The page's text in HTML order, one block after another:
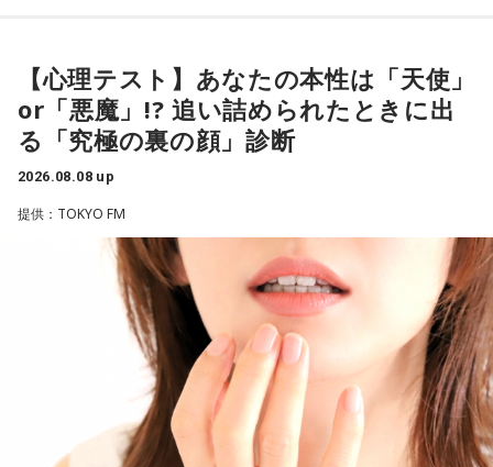
とがあると切り出し、「賞レースで結果を残していないコン
ビ、（芸歴18年目の）ぐりんぴーすがよく愚痴をこぼしてい
るのは、最近の後輩は挨拶をしてくれないんだって（笑）」
と暴露します。
有吉自身は、今では後輩から挨拶されないことがまったくな
いため分からないと前置きしつつ、「ぐりんぴーすがそう言
っていたから……その辺はどう？ 風紀が乱れているかどうか」
と質問します。
これに対して、カミムラは「ぐりんぴーすさんが言っている
のは、1～2年目の芸人の子たちだと思うんですけど……たぶ
ん、その子たちは本当に挨拶していないと思います」と苦笑
い。有吉が「なんでなの？」と尋ねると、カミムラは「こん
なことを言うのもあれですけど、（ぐりんぴーすさんが）ど
ういう先輩か分かっていないんだと思います」と正直に語り
ます。
【心理テスト】あなたの本性は「天使」
or「悪魔」!? 追い詰められたときに出
る「究極の裏の顔」診断
2026.08.08 up
提供：TOKYO FM